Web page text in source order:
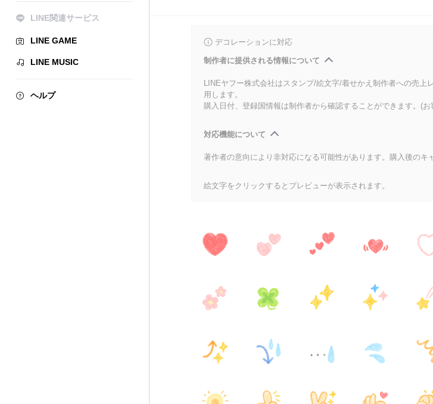
LINE関連サービス
LINE GAME
LINE MUSIC
ヘルプ
デコレーションに対応
制作者に提供される情報について
LINEヤフー株式会社はスタンプ/絵文字/着せかえ制作者への売上
用します。
購入日付、登録国情報は制作者から確認することができます。(
対応機能について
著作者の意向により非対応になる可能性があります。購入後のキ
絵文字をクリックするとプレビューが表示されます。